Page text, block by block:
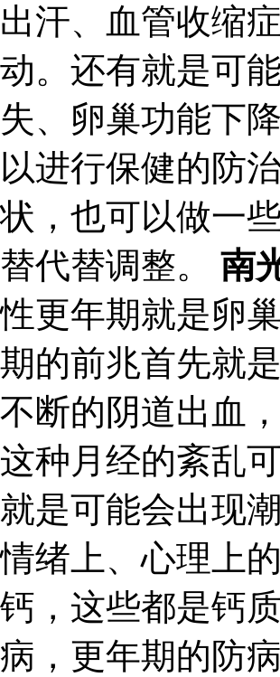
出汗、血管收缩
动。还有就是可
失、卵巢功能下
以进行保健的防
状，也可以做一
替代替调整。 南
性更年期就是卵
期的前兆首先就
不断的阴道出血
这种月经的紊乱
就是可能会出现
情绪上、心理上
钙，这些都是钙
病，更年期的防